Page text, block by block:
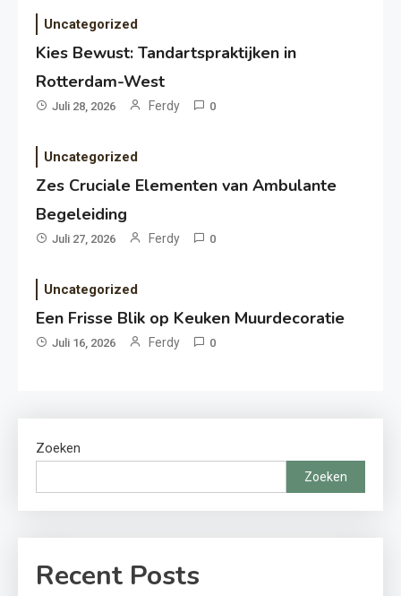
Uncategorized
Kies Bewust: Tandartspraktijken in
Rotterdam-West
Juli 28, 2026 Ferdy 0
Uncategorized
Zes Cruciale Elementen van Ambulante
Begeleiding
Juli 27, 2026 Ferdy 0
Uncategorized
Een Frisse Blik op Keuken Muurdecoratie
Juli 16, 2026 Ferdy 0
Zoeken
Zoeken
Recent Posts